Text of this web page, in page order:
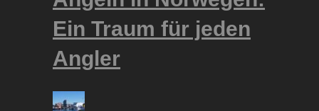
Ein Traum für jeden
Angler